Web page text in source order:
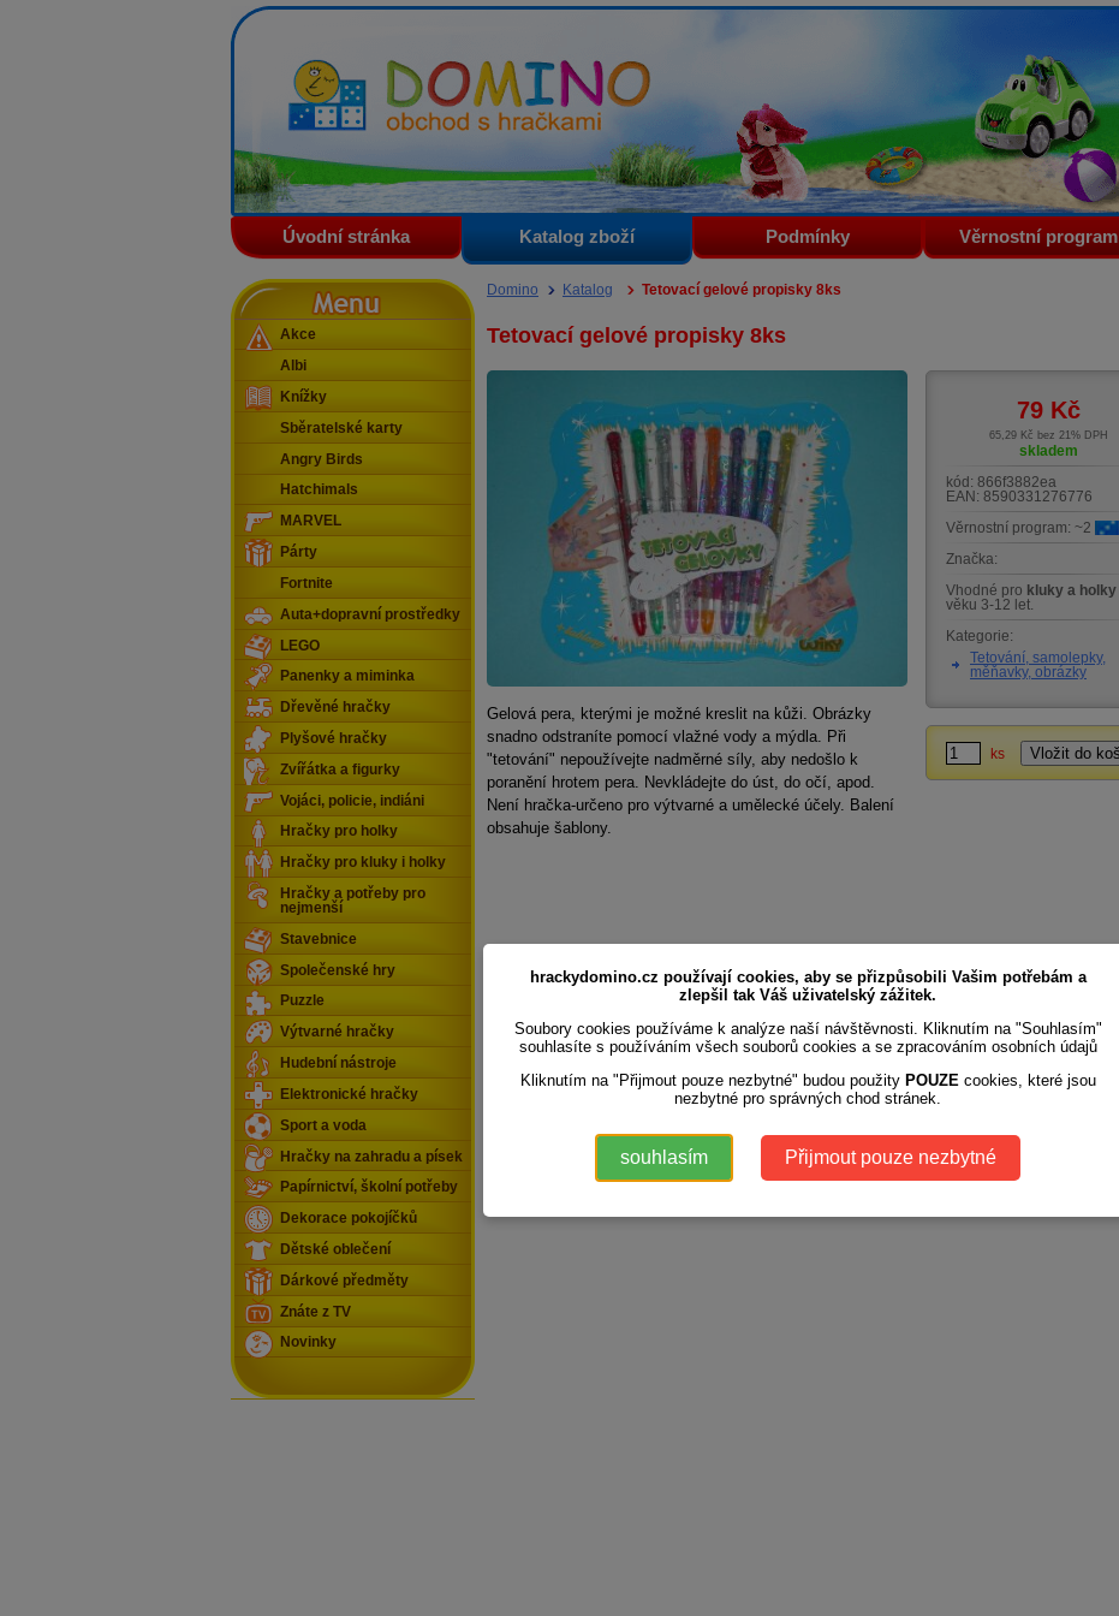
Domino - obchod s hračkami
Úvodní stránka Katalog zboží Podmínky Věrnostní program
Domino Katalog Tetovací gelové propisky 8ks
Tetovací gelové propisky 8ks
Gelová pera, kterými je možné kreslit na kůži. Obrázky
snadno odstraníte pomocí vlažné vody a mýdla. Při
"tetování" nepoužívejte nadměrné síly, aby nedošlo k
poranění hrotem pera. Nevkládejte do úst, do očí, apod.
Není hračka-určeno pro výtvarné a umělecké účely. Balení
obsahuje šablony.
79 Kč
65,29 Kč bez 21% DPH
skladem
kód: 866f3882ea
EAN: 8590331276776
Věrnostní program: ~2
Značka:
Vhodné pro kluky a holky
věku 3-12 let.
Kategorie:
Tetování, samolepky,
měňavky, obrázky
ks
Menu
Akce
Albi
Knížky
Sběratelské karty
Angry Birds
Hatchimals
MARVEL
Párty
Fortnite
Auta+dopravní prostředky
LEGO
Panenky a miminka
Dřevěné hračky
Plyšové hračky
Zvířátka a figurky
Vojáci, policie, indiáni
Hračky pro holky
Hračky pro kluky i holky
Hračky a potřeby pro
nejmenší
Stavebnice
Společenské hry
Puzzle
Výtvarné hračky
Hudební nástroje
Elektronické hračky
Sport a voda
Hračky na zahradu a písek
Papírnictví, školní potřeby
Dekorace pokojíčků
Dětské oblečení
Dárkové předměty
Znáte z TV
Novinky
hrackydomino.cz používají cookies, aby se přizpůsobili Vašim potřebám a
zlepšil tak Váš uživatelský zážitek.
Soubory cookies používáme k analýze naší návštěvnosti. Kliknutím na "Souhlasím"
souhlasíte s používáním všech souborů cookies a se zpracováním osobních údajů
Kliknutím na "Přijmout pouze nezbytné" budou použity POUZE cookies, které jsou
nezbytné pro správných chod stránek.
souhlasím Přijmout pouze nezbytné